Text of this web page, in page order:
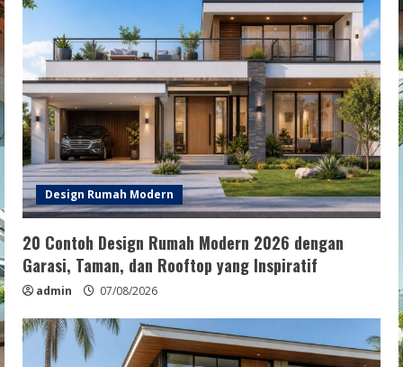
Design Rumah Modern
20 Contoh Design Rumah Modern 2026 dengan
Garasi, Taman, dan Rooftop yang Inspiratif
admin 07/08/2026